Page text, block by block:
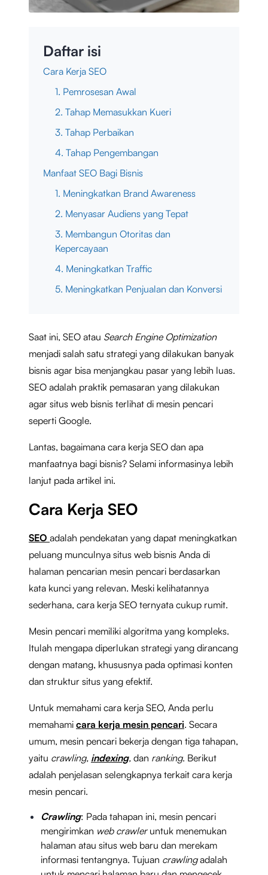
Daftar isi
Cara Kerja SEO
1. Pemrosesan Awal
2. Tahap Memasukkan Kueri
3. Tahap Perbaikan
4. Tahap Pengembangan
Manfaat SEO Bagi Bisnis
1. Meningkatkan Brand Awareness
2. Menyasar Audiens yang Tepat
3. Membangun Otoritas dan
Kepercayaan
4. Meningkatkan Traffic
5. Meningkatkan Penjualan dan Konversi
Saat ini, SEO atau Search Engine Optimization
menjadi salah satu strategi yang dilakukan banyak
bisnis agar bisa menjangkau pasar yang lebih luas.
SEO adalah praktik pemasaran yang dilakukan
agar situs web bisnis terlihat di mesin pencari
seperti Google.
Lantas, bagaimana cara kerja SEO dan apa
manfaatnya bagi bisnis? Selami informasinya lebih
lanjut pada artikel ini.
Cara Kerja SEO
SEO adalah pendekatan yang dapat meningkatkan
peluang munculnya situs web bisnis Anda di
halaman pencarian mesin pencari berdasarkan
kata kunci yang relevan. Meski kelihatannya
sederhana, cara kerja SEO ternyata cukup rumit.
Mesin pencari memiliki algoritma yang kompleks.
Itulah mengapa diperlukan strategi yang dirancang
dengan matang, khususnya pada optimasi konten
dan struktur situs yang efektif.
Untuk memahami cara kerja SEO, Anda perlu
memahami cara kerja mesin pencari. Secara
umum, mesin pencari bekerja dengan tiga tahapan,
yaitu crawling, indexing, dan ranking. Berikut
adalah penjelasan selengkapnya terkait cara kerja
mesin pencari.
Crawling: Pada tahapan ini, mesin pencari
mengirimkan web crawleruntuk menemukan
halaman atau situs web baru dan merekam
informasi tentangnya. Tujuan crawlingadalah